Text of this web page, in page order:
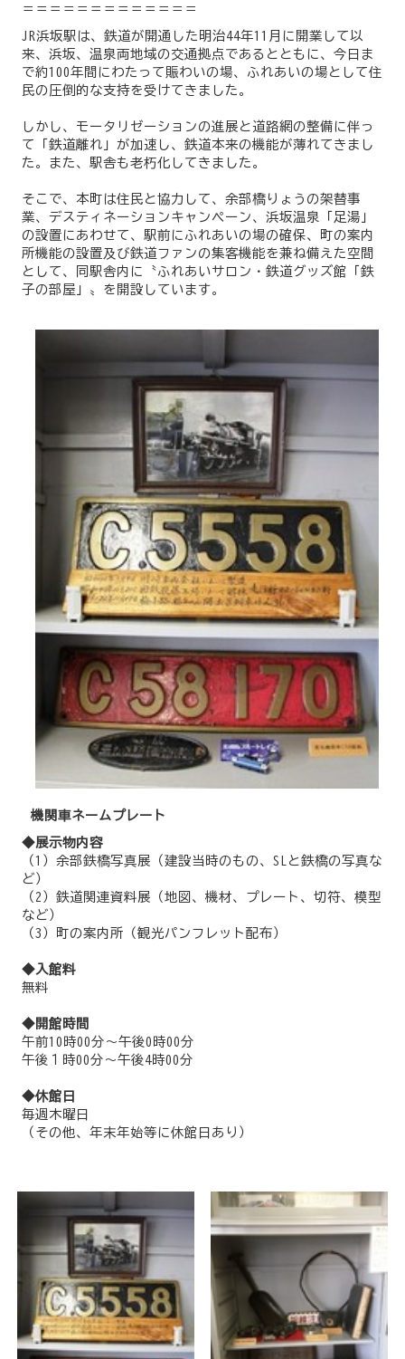
＝＝＝＝＝＝＝＝＝＝＝＝＝
JR浜坂駅は、鉄道が開通した明治44年11月に開業して以
来、浜坂、温泉両地域の交通拠点であるとともに、今日ま
で約100年間にわたって賑わいの場、ふれあいの場として住
民の圧倒的な支持を受けてきました。
しかし、モータリゼーションの進展と道路網の整備に伴っ
て「鉄道離れ」が加速し、鉄道本来の機能が薄れてきまし
た。また、駅舎も老朽化してきました。
そこで、本町は住民と協力して、余部橋りょうの架替事
業、デスティネーションキャンペーン、浜坂温泉「足湯」
の設置にあわせて、駅前にふれあいの場の確保、町の案内
所機能の設置及び鉄道ファンの集客機能を兼ね備えた空間
として、同駅舎内に〝ふれあいサロン・鉄道グッズ館「鉄
子の部屋」〟を開設しています。
機関車ネームプレート
◆展示物内容
（1）余部鉄橋写真展（建設当時のもの、SLと鉄橋の写真な
ど）
（2）鉄道関連資料展（地図、機材、プレート、切符、模型
など）
（3）町の案内所（観光パンフレット配布）
◆入館料
無料
◆開館時間
午前10時00分～午後0時00分
午後１時00分～午後4時00分
◆休館日
毎週木曜日
（その他、年末年始等に休館日あり）